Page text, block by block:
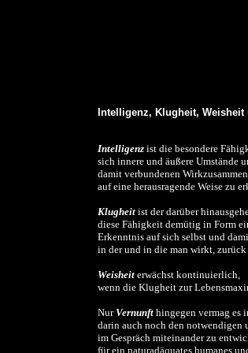
Intelligenz, Klugheit, Weisheit
Intelligenz ist die besondere
sich innere und äußere Umstände
damit verbundenen
auf eine herausragende Weise zu
Klugheit ist der darüber
diese Fähigkeit demütig in Form
Erkenntnis auf sich selbst und
in der und in die man wirkt, zurück
Weisheit erwächst kontinuierlich,
wenn die Klugheit zur
NurVernunft hingegen vermag es
darin auch noch den notwendigen
im Gespräch miteinander zu
für ein naturadäquates humanes